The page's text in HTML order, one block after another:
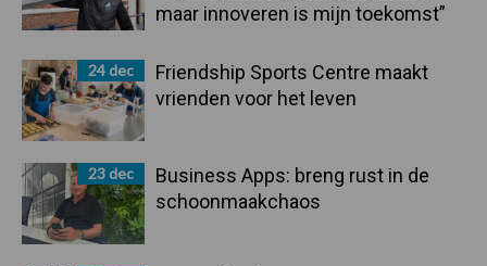
maar innoveren is mijn toekomst”
24 dec
Friendship Sports Centre maakt
vrienden voor het leven
23 dec
Business Apps: breng rust in de
schoonmaakchaos